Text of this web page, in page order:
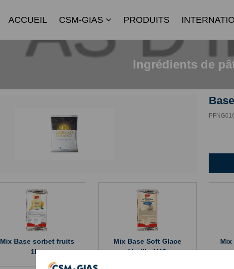
ACCUEIL CSM-GIAS PRODUITS
Ingrédients de
Mix Base sorbet fruits
1kg
Mix Base Soft Glace
Vanille 1KG
Mix